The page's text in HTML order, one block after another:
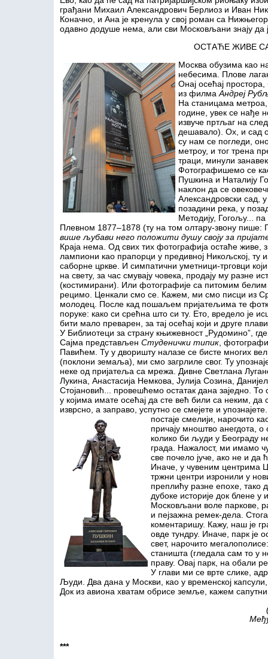
грађани Михаил Александрович Берлиоз и Иван
Коначно, и Ана је кренула у свој роман са
одавно додуше нема, али сви Московљани знају да
ОСТАЋЕ ЖИВЕ
Москва обузима као
небесима. Плове
Онај осећај
из филма Андреј
На станицама
године, увек се нађе
извуче пртљаг на
дешавало). Ох, и сад
су нам се погледи,
метроу, и тог трена
траци, минули
Фотографишемо се
Пушкина и Наталију
наклон да се
Александровски сад,
позадини река, у
Методију, Гогољу...
Плевном 1877–1878 (ту на том олтару-звону пише:
више љубави него положити душусвојуза
Краја нема. Од свих тих фотографија остаће
лампиони као прапорци у предивној Никољској, ту
саборне цркве. И симпатични уметници-трговци
на свету, за час смувају човека, продају му разне
(костимирани). Или фотографије са питомим белим
рецимо. Ценкали смо се. Кажем, ми смо писци из
молодец. После кад пошаљем пријатељима те
поруке: како си срећна што си ту. Ето, вредело је
бити мало преварен, за тај осећај који и друге
У Библиотеци за страну књижевност „Рудомино”, где
Сајма представљен Студенички типик ,
Павићем. Ту у дворишту налазе се бисте многих
(поклони земаља), ми смо загрлиле свог. Ту
неке од пријатеља са мрежа. Дивне Светлана
Лукина, Анастасија Немкова, Јулија Созина,
Стојановић... провешћемо остатак дана заједно. То
у којима имате осећај да сте већ били са неким, да
изврсно, а заправо, успутно се смејете и
постаје смелији, нарочито
причају мноштво анегдота,
колико би људи у Београду
града. Нажалост, ми имамо
све почело јуче, ако не и да
Иначе, у чувеним центрима
тржни центри изронили у
преплићу разне епохе, тако
дубоке историје док блене
Московљани воле паркове,
и пејзажна ремек-дела.
коментаришу. Кажу, наш је
овде тундру. Иначе, парк је
свет, нарочито
станишта (гледала сам то у
праву. Овај парк, на обали
У глави ми се врте слике,
Људи. Два дана у Москви, као у временској
Док из авиона хватам обрисе земље, кажем
***